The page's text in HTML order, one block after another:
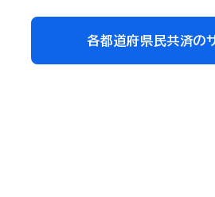
各都道府県民共済の